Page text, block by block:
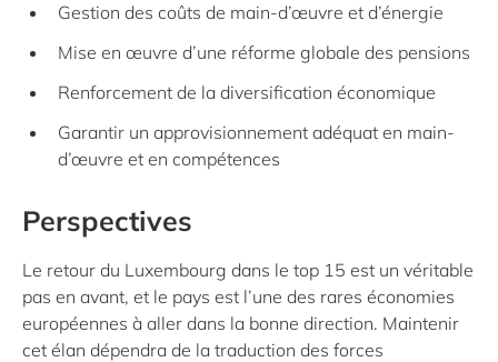
Gestion des coûts de main-d’œuvre et d’énergie
Mise en œuvre d’une réforme globale des pensions
Renforcement de la diversification économique
Garantir un approvisionnement adéquat en main-
d’œuvre et en compétences
Perspectives
Le retour du Luxembourg dans le top 15 est un véritable
pas en avant, et le pays est l’une des rares économies
européennes à aller dans la bonne direction. Maintenir
cet élan dépendra de la traduction des forces